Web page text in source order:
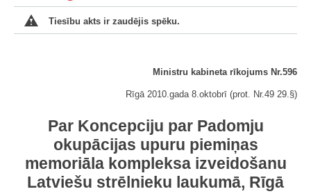
Tiesību akts ir zaudējis spēku.
Ministru kabineta rīkojums Nr.596
Rīgā 2010.gada 8.oktobrī (prot. Nr.49 29.§)
Par Koncepciju par Padomju
okupācijas upuru piemiņas
memoriāla kompleksa izveidošanu
Latviešu strēlnieku laukumā, Rīgā